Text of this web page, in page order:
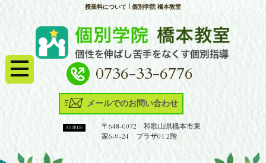
授業料について | 個別学院 橋本教室
0736-33-6776
メールでのお問い合わせ
ADDRESS
〒648-0072 和歌山県橋本市東
家6-9-24 プラザ01 2階